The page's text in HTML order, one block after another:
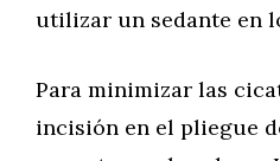
utilizar un sedante en
Para minimizar las
incisión en el pliegue